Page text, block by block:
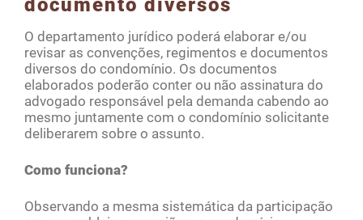
documento diversos
O departamento jurídico poderá elaborar e/ou
revisar as convenções, regimentos e documentos
diversos do condomínio. Os documentos
elaborados poderão conter ou não assinatura do
advogado responsável pela demanda cabendo ao
mesmo juntamente com o condomínio solicitante
deliberarem sobre o assunto.
Como funciona?
Observando a mesma sistemática da participação